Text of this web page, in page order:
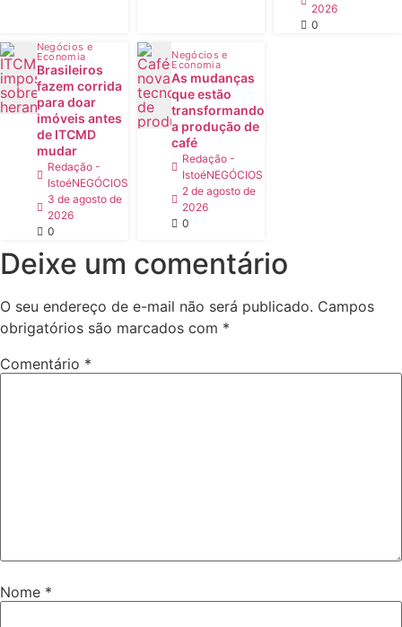
2026
0
Negócios e
Economia
Brasileiros
fazem corrida
para doar
imóveis antes
de ITCMD
mudar
Redação -
IstoéNEGÓCIOS
3 de agosto de
2026
0
Negócios e
Economia
As mudanças
que estão
transformando
a produção de
café
Redação -
IstoéNEGÓCIOS
2 de agosto de
2026
0
Deixe um comentário
O seu endereço de e-mail não será publicado. Campos
obrigatórios são marcados com *
Comentário *
Nome *